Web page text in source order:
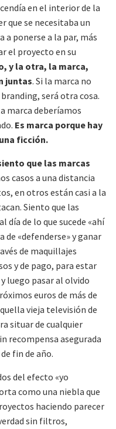
en el interior de la
que se necesitaba un
a ponerse a la par, más
el proyecto en su
y la otra, la marca,
juntas. Si la marca no
será otra cosa.
marca deberíamos
Es marca porque hay
ficción.
que las marcas
casos a una distancia
en otros están casi a la
Siento que las
día de lo que sucede «ahí
de «defenderse» y ganar
de maquillajes
y de pago, para estar
luego pasar al olvido
euros de más de
vieja televisión de
situar de cualquier
recompensa asegurada
fin de año.
del efecto «yo
como una niebla que
haciendo parecer
sin filtros,